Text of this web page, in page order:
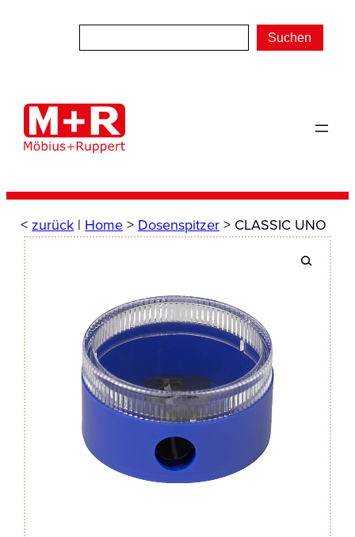
Suchen
< zurück | Home> Dosenspitzer> CLASSIC UNO